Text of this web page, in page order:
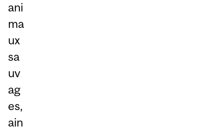
ani
ma
ux
sa
uv
ag
es,
ain